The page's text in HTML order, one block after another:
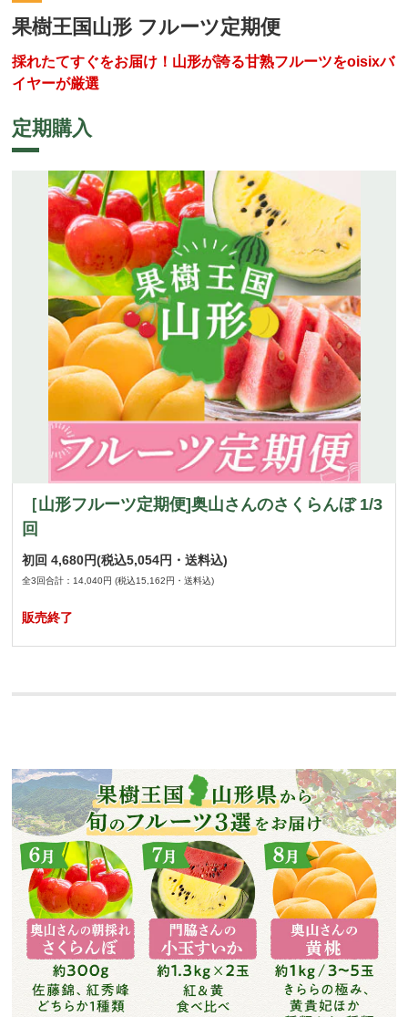
果樹王国山形 フルーツ定期便
採れたてすぐをお届け！山形が誇る甘熟フルーツをoisixバ
イヤーが厳選
定期購入
［山形フルーツ定期便]奥山さんのさくらんぼ 1/3
回
初回4,680円(税込5,054円・送料込)
全3回合計：14,040円(税込15,162円・送料込)
販売終了